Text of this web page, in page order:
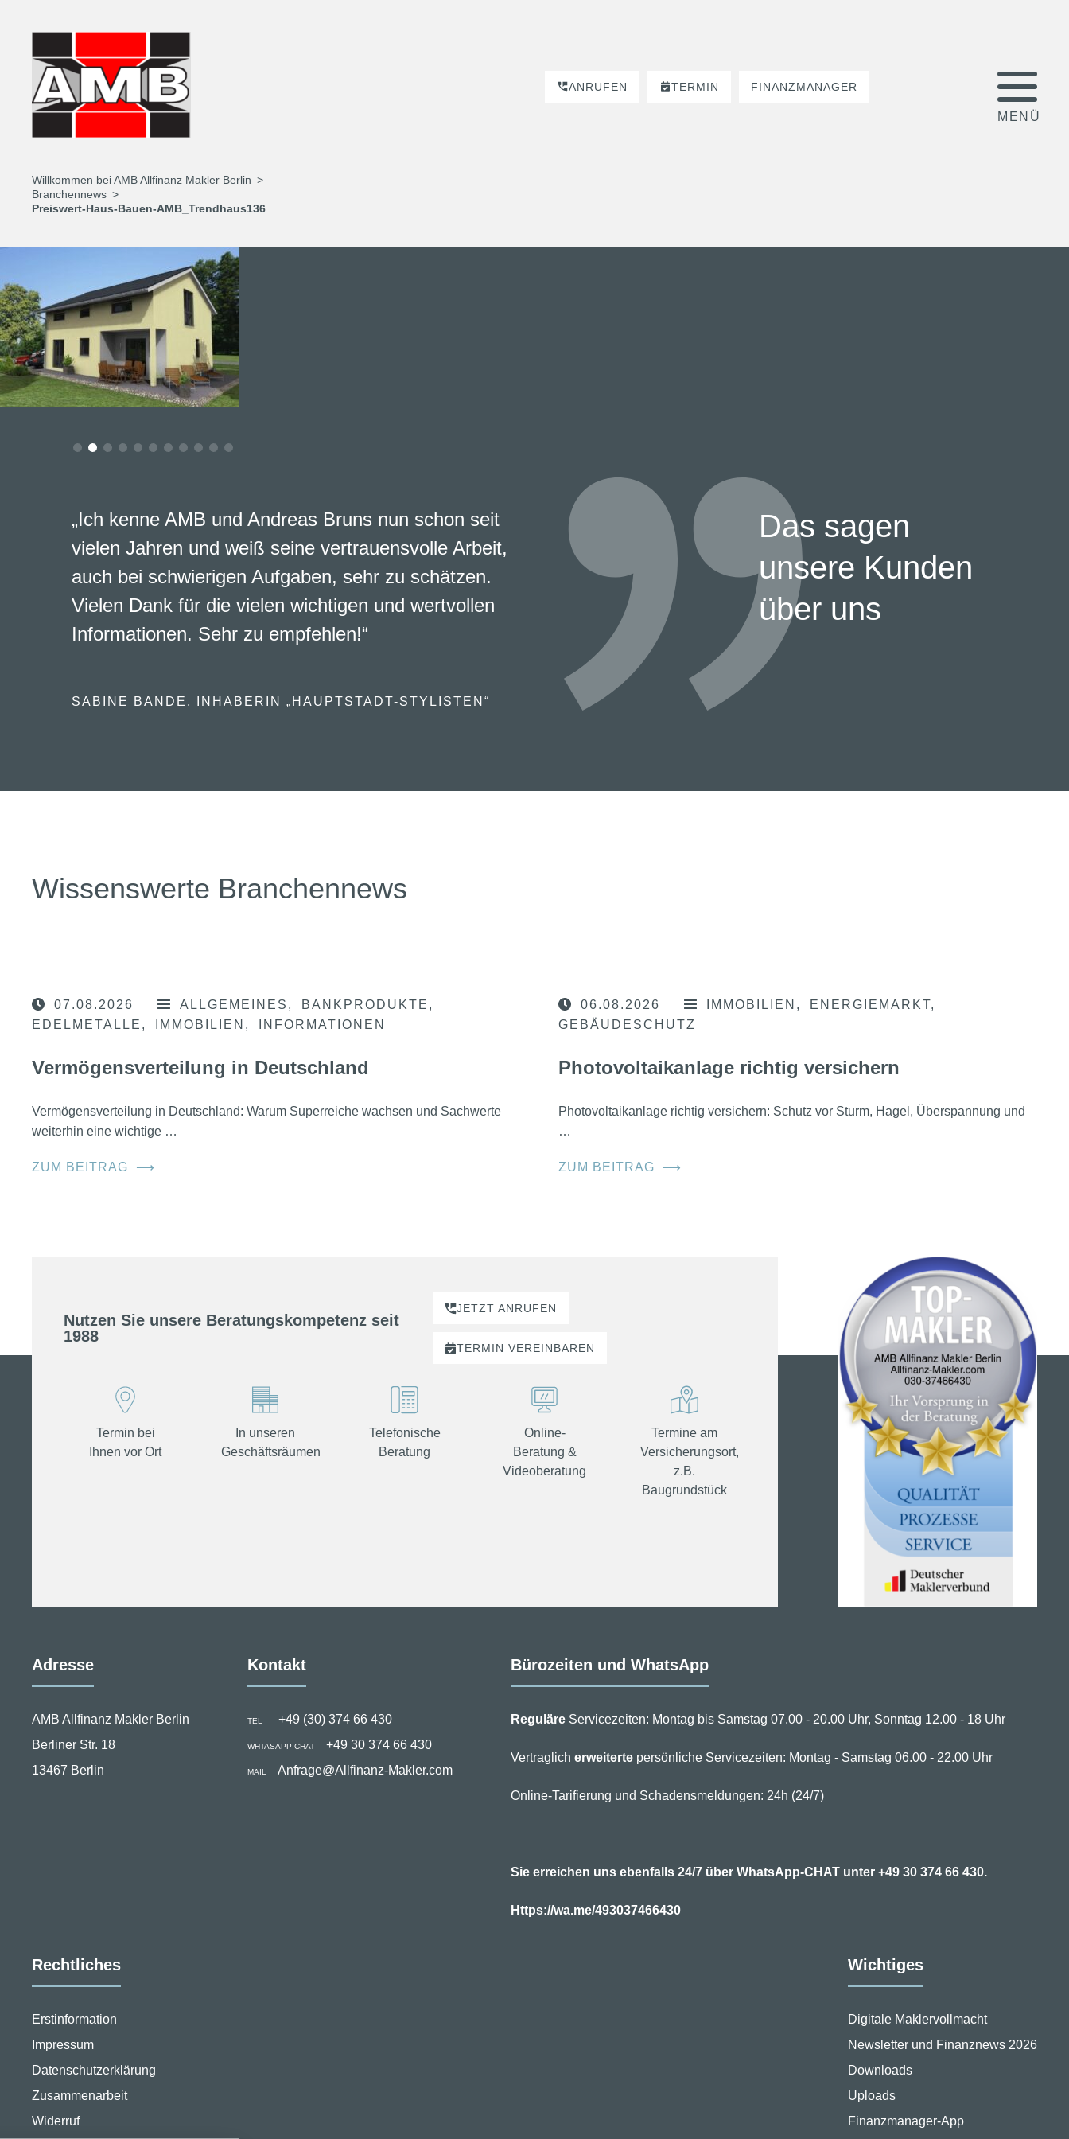
ANRUFEN TERMIN FINANZMANAGER
Willkommen bei AMB Allfinanz Makler Berlin
Branchennews
Preiswert-Haus-Bauen-AMB_Trendhaus136
Das sagen
unsere Kunden
über uns
„Ich kenne AMB und Andreas Bruns nun schon seit
vielen Jahren und weiß seine vertrauensvolle Arbeit,
auch bei schwierigen Aufgaben, sehr zu schätzen.
Vielen Dank für die vielen wichtigen und wertvollen
Informationen. Sehr zu empfehlen!“
SABINE BANDE, INHABERIN „HAUPTSTADT-STYLISTEN“
Wissenswerte Branchennews
07.08.2026 ALLGEMEINES
BANKPRODUKTE
EDELMETALLE
IMMOBILIEN INFORMATIONEN
Vermögensverteilung in Deutschland
Vermögensverteilung in Deutschland: Warum Superreiche wachsen und Sachwerte
weiterhin eine wichtige …
ZUM BEITRAG ⟶
06.08.2026 IMMOBILIEN
ENERGIEMARKT
GEBÄUDESCHUTZ
Photovoltaikanlage richtig versichern
Photovoltaikanlage richtig versichern: Schutz vor Sturm, Hagel, Überspannung und
…
ZUM BEITRAG ⟶
Nutzen Sie unsere Beratungskompetenz seit
1988
JETZT ANRUFEN
TERMIN VEREINBAREN
Termin bei
Ihnen vor Ort
In unseren
Geschäftsräumen
Telefonische
Beratung
Online-
Beratung &
Videoberatung
Termine am
Versicherungsort,
z.B.
Baugrundstück
Adresse
AMB Allfinanz Makler Berlin
Berliner Str. 18
13467 Berlin
Kontakt
TEL +49 (30) 374 66 430
WHTASAPP-CHAT +49 30 374 66 430
MAIL Anfrage@Allfinanz-Makler.com
Bürozeiten und WhatsApp
ReguläreServicezeiten: Montag bis Samstag 07.00 - 20.00 Uhr, Sonntag 12.00 - 18 Uhr
Vertraglich erweitertepersönliche Servicezeiten: Montag - Samstag 06.00 - 22.00 Uhr
Online-Tarifierung und Schadensmeldungen: 24h (24/7)
Sie erreichen uns ebenfalls 24/7 über WhatsApp-CHAT unter +49 30 374 66 430.
Https://wa.me/493037466430
Rechtliches
Erstinformation
Impressum
Datenschutzerklärung
Zusammenarbeit
Widerruf
Wichtiges
Digitale Maklervollmacht
Newsletter und Finanznews 2026
Downloads
Uploads
Finanzmanager-App